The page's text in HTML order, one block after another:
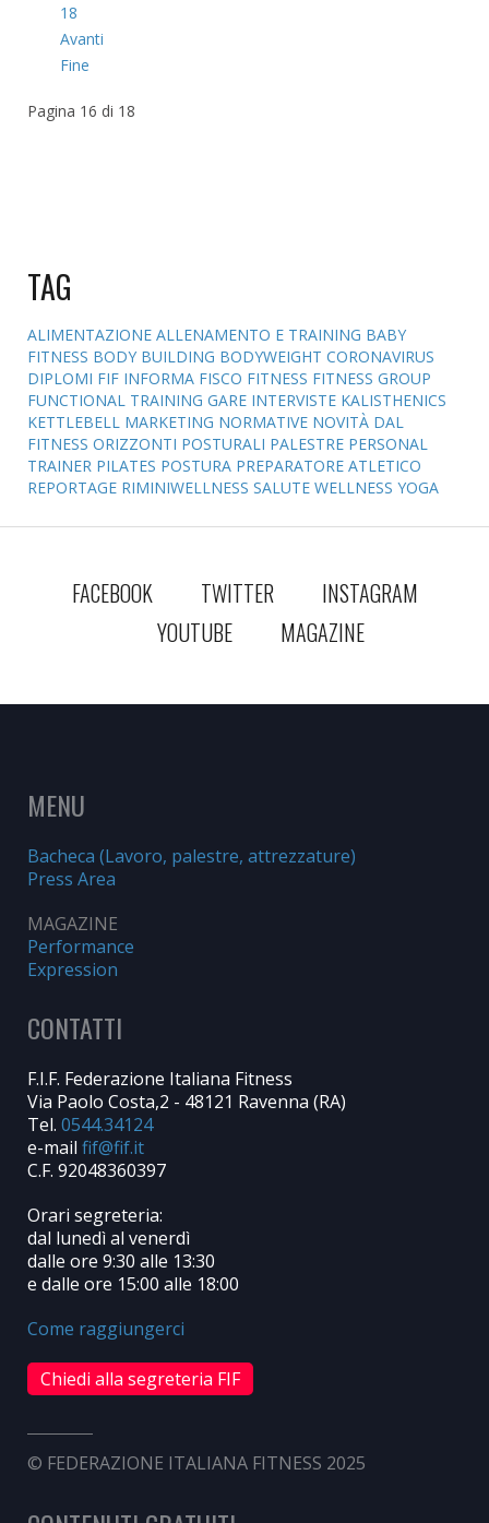
18
Avanti
Fine
Pagina 16 di 18
TAG
ALIMENTAZIONE ALLENAMENTO E TRAINING BABY
FITNESS BODY BUILDING BODYWEIGHT CORONAVIRUS
DIPLOMI FIF INFORMA FISCO FITNESS FITNESS GROUP
FUNCTIONAL TRAINING GARE INTERVISTE KALISTHENICS
KETTLEBELL MARKETING NORMATIVE NOVITÀ DAL
FITNESS ORIZZONTI POSTURALI PALESTRE PERSONAL
TRAINER PILATES POSTURA PREPARATORE ATLETICO
REPORTAGE RIMINIWELLNESS SALUTE WELLNESS YOGA
FACEBOOK TWITTER
INSTAGRAM
YOUTUBE
MAGAZINE
MENU
Bacheca (Lavoro, palestre, attrezzature)
Press Area
MAGAZINE
Performance
Expression
CONTATTI
F.I.F. Federazione Italiana Fitness
Via Paolo Costa,2 - 48121 Ravenna (RA)
Tel. 0544.34124
e-mail
C.F. 92048360397
Orari segreteria:
dal lunedì al venerdì
dalle ore 9:30 alle 13:30
e dalle ore 15:00 alle 18:00
Come raggiungerci
Chiedi alla segreteria FIF
© FEDERAZIONE ITALIANA FITNESS 2025